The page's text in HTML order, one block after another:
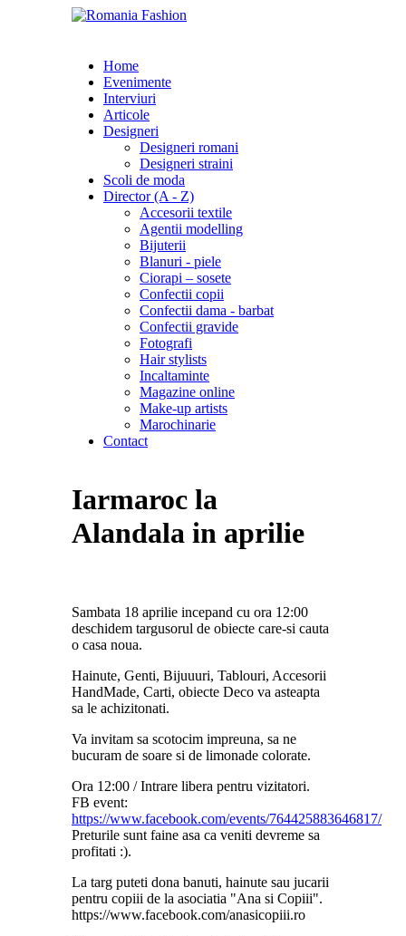
Home
Evenimente
Interviuri
Articole
Designeri
Designeri romani
Designeri straini
Scoli de moda
Director (A - Z)
Accesorii textile
Agentii modelling
Bijuterii
Blanuri - piele
Ciorapi – sosete
Confectii copii
Confectii dama - barbat
Confectii gravide
Fotografi
Hair stylists
Incaltaminte
Magazine online
Make-up artists
Marochinarie
Contact
Iarmaroc la
Alandala in aprilie
Sambata 18 aprilie incepand cu ora 12:00
deschidem targusorul de obiecte care-si cauta
o casa noua.
Hainute, Genti, Bijuuuri, Tablouri, Accesorii
HandMade, Carti, obiecte Deco va asteapta
sa le achizitonati.
Va invitam sa scotocim impreuna, sa ne
bucuram de soare si de limonade colorate.
Ora 12:00 / Intrare libera pentru vizitatori.
FB event:
https://www.facebook.com/events/764425883646817/
Preturile sunt faine asa ca veniti devreme sa
profitati :).
La targ puteti dona banuti, hainute sau jucarii
pentru copiii de la asociatia "Ana si Copiii".
https://www.facebook.com/anasicopiii.ro